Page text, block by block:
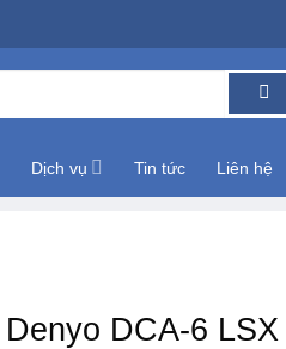
Dịch vụ Tin tức Liên hệ
DCA-6